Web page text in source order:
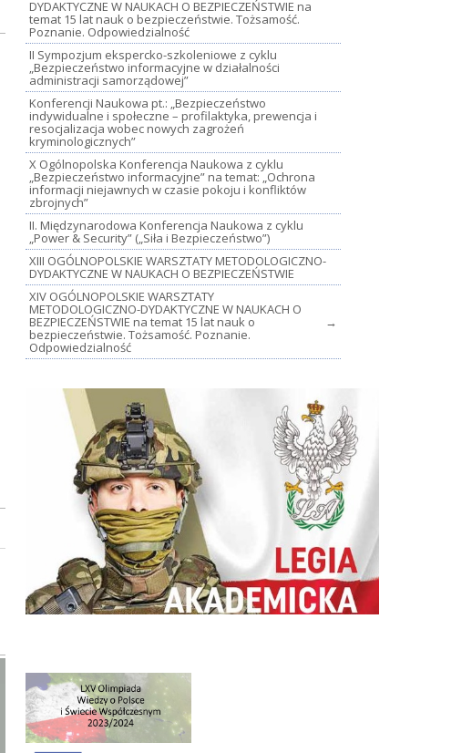
DYDAKTYCZNE W NAUKACH O BEZPIECZEŃSTWIE na
temat 15 lat nauk o bezpieczeństwie. Tożsamość.
Poznanie. Odpowiedzialność
II Sympozjum ekspercko-szkoleniowe z cyklu
„Bezpieczeństwo informacyjne w działalności
administracji samorządowej”
Konferencji Naukowa pt.: „Bezpieczeństwo
indywidualne i społeczne – profilaktyka, prewencja i
resocjalizacja wobec nowych zagrożeń
kryminologicznych”
X Ogólnopolska Konferencja Naukowa z cyklu
„Bezpieczeństwo informacyjne” na temat: „Ochrona
informacji niejawnych w czasie pokoju i konfliktów
zbrojnych”
II. Międzynarodowa Konferencja Naukowa z cyklu
„Power & Security” („Siła i Bezpieczeństwo”)
XIII OGÓLNOPOLSKIE WARSZTATY METODOLOGICZNO-
DYDAKTYCZNE W NAUKACH O BEZPIECZEŃSTWIE
XIV OGÓLNOPOLSKIE WARSZTATY
METODOLOGICZNO-DYDAKTYCZNE W NAUKACH O
BEZPIECZEŃSTWIE na temat 15 lat nauk o
bezpieczeństwie. Tożsamość. Poznanie.
Odpowiedzialność
→